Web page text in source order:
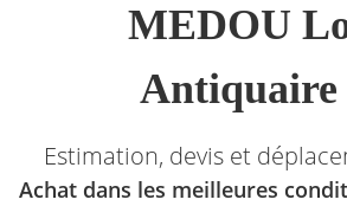
MEDOU
Antiquaire
Estimation, devis et
Achat dans les meilleures